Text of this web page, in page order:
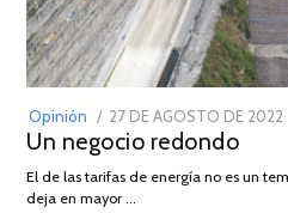
Opinión
POSTED
ON
27 DE AGOSTO DE 2022
Un negocio redondo
El de las tarifas de energía no es un
deja en mayor …